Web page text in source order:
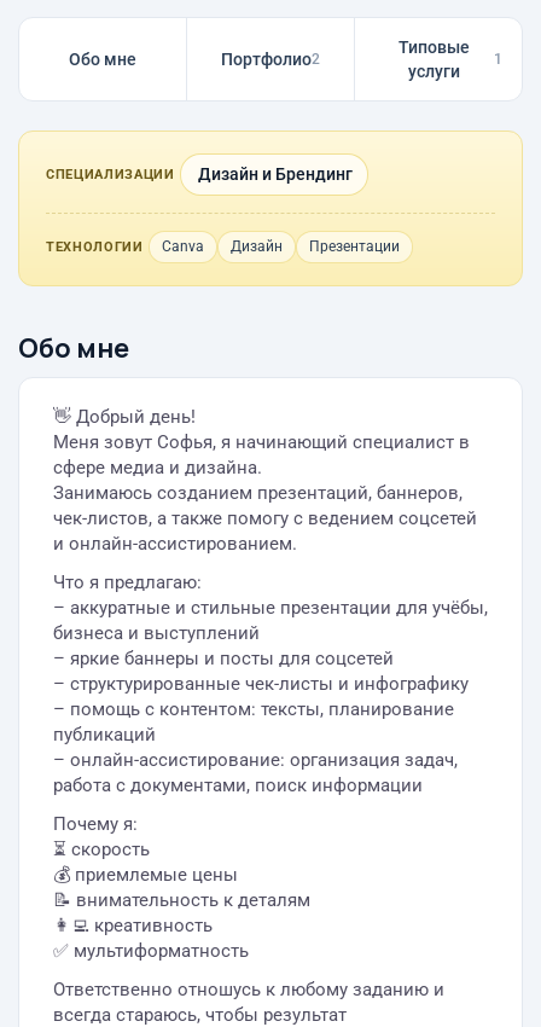
Обо мне Портфолио2
Типовые
услуги
1
СПЕЦИАЛИЗАЦИИ Дизайн и Брендинг
ТЕХНОЛОГИИ Canva Дизайн Презентации
Обо мне
👋 Добрый день!
Меня зовут Софья, я начинающий специалист в
сфере медиа и дизайна.
Занимаюсь созданием презентаций, баннеров,
чек-листов, а также помогу с ведением соцсетей
и онлайн-ассистированием.
Что я предлагаю:
– аккуратные и стильные презентации для учёбы,
бизнеса и выступлений
– яркие баннеры и посты для соцсетей
– структурированные чек-листы и инфографику
– помощь с контентом: тексты, планирование
публикаций
– онлайн-ассистирование: организация задач,
работа с документами, поиск информации
Почему я:
⏳ скорость
💰 приемлемые цены
📝 внимательность к деталям
👩‍💻 креативность
✅ мультиформатность
Ответственно отношусь к любому заданию и
всегда стараюсь, чтобы результат